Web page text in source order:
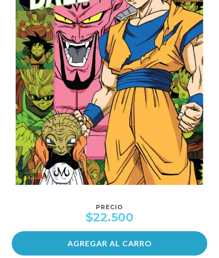
PRECIO
$22.500
AGREGAR AL CARRO